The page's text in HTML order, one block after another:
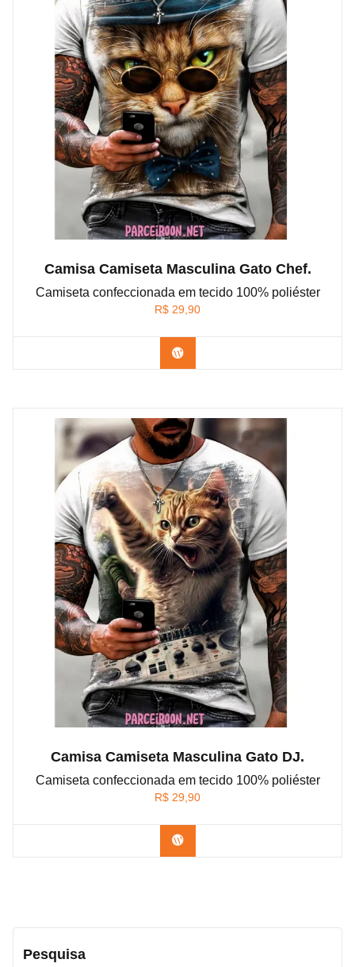
Camisa Camiseta Masculina Gato Chef.
Camiseta confeccionada em tecido 100% poliéster
R$ 29,90
Confira na Shopee
Camisa Camiseta Masculina Gato DJ.
Camiseta confeccionada em tecido 100% poliéster
R$ 29,90
Confira na Shopee
Pesquisa